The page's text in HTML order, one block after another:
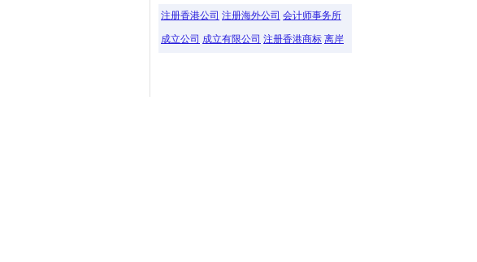
注册香港公司 注册海外公司 会计师事务所
成立公司 成立有限公司 注册香港商标 离岸